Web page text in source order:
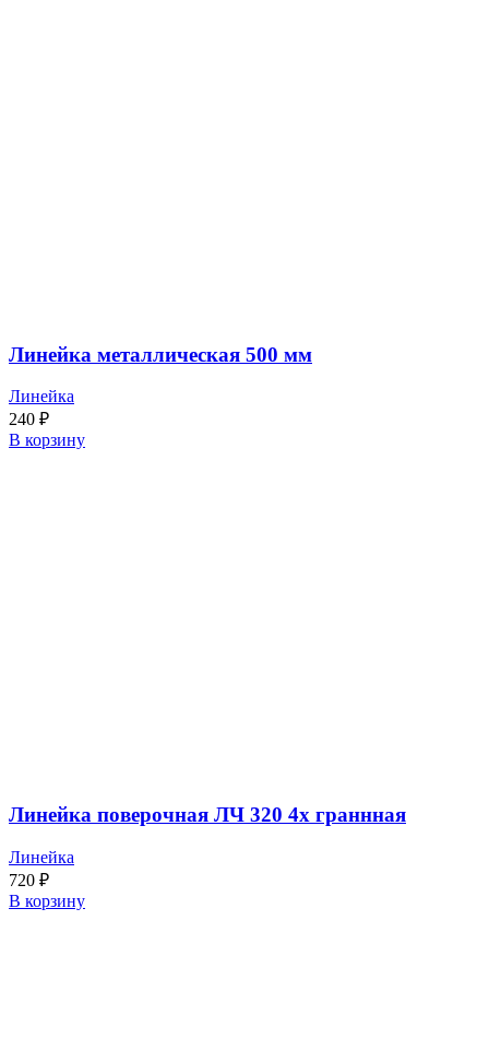
Линейка металлическая 500 мм
Линейка
240 ₽
В корзину
Линейка поверочная ЛЧ 320 4х граннная
Линейка
720 ₽
В корзину